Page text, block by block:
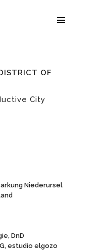
OF
City
Niederursel
DnD
estudio elgozo